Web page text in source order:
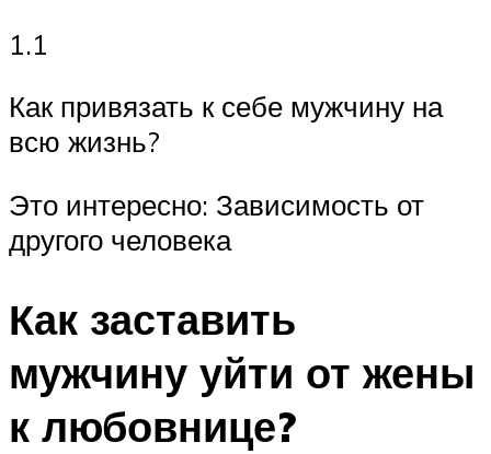
1.1
Как привязать к себе мужчину на
всю жизнь?
Это интересно: Зависимость от
другого человека
Как заставить
мужчину уйти от жены
к любовнице?